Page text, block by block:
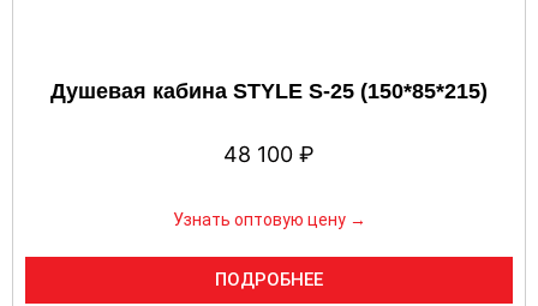
Душевая кабина STYLE S-25 (150*85*215)
48 100 ₽
Узнать оптовую цену →
ПОДРОБНЕЕ